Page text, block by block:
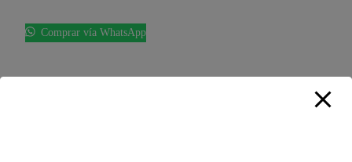
Comprar vía WhatsApp